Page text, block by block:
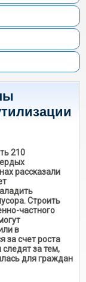
210
рассказали
Строить
частного
в
за счет роста
за тем,
для граждан